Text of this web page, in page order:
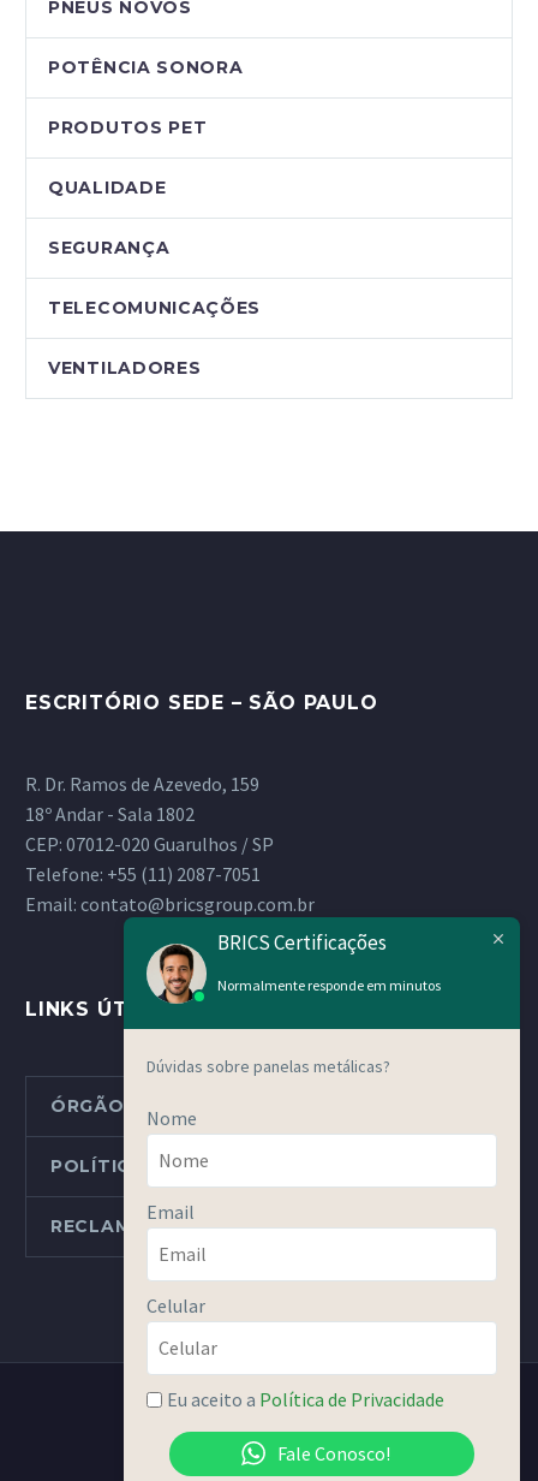
PNEUS NOVOS
POTÊNCIA SONORA
PRODUTOS PET
QUALIDADE
SEGURANÇA
TELECOMUNICAÇÕES
VENTILADORES
ESCRITÓRIO SEDE – SÃO PAULO
R. Dr. Ramos de Azevedo, 159
18º Andar - Sala 1802
CEP: 07012-020 Guarulhos / SP
Telefone: +55 (11) 2087-7051
Email: contato@bricsgroup.com.br
LINKS ÚTEIS
ÓRGÃOS METROLÓGICOS ESTADUAIS
POLÍTICAS E PROCEDIMENTOS
RECLAMAÇÕES OU DENÚNCIAS
BRICS Certificações
Normalmente responde em minutos
Dúvidas sobre panelas metálicas?
Nome
Email
Celular
Eu aceito a Política de Privacidade
Fale Conosco!